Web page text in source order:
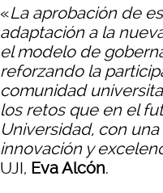
«La aprobación de
adaptación a la
el modelo de
reforzando la
comunidad
los retos que en el
Universidad, con
innovación y
UJI, Eva Alcón.